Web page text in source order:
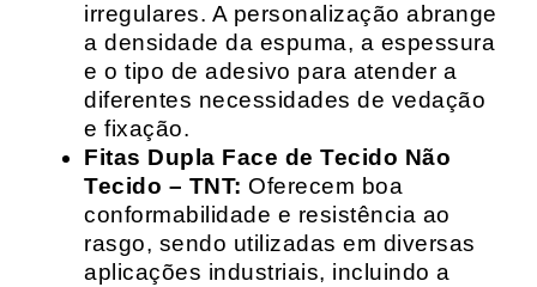
irregulares. A personalização abrange
a densidade da espuma, a espessura
e o tipo de adesivo para atender a
diferentes necessidades de vedação
e fixação.
Fitas Dupla Face de Tecido Não
Tecido – TNT: Oferecem boa
conformabilidade e resistência ao
rasgo, sendo utilizadas em diversas
aplicações industriais, incluindo a